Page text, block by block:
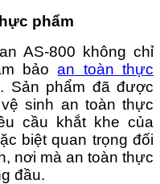
phẩm
AS-800 không chỉ
bảoan toàn thực
Sản phẩm đã được
sinh an toàn thực
cầu khắt khe của
biệt quan trọng đối
nơi mà an toàn thực
đầu.